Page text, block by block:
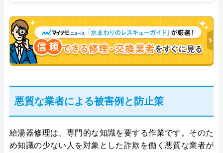
悪質な業者による被害例と防止策
給湯器修理は、専門的な知識を要する作業です。そのた
め知識の少ない人を対象とした詐欺を働く悪質な業者が